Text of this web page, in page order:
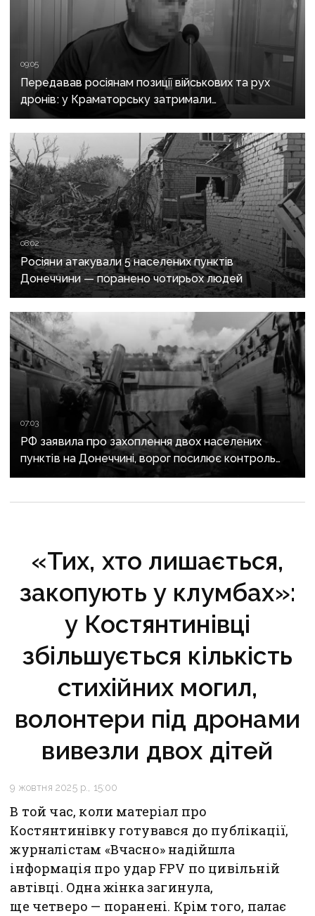
09:05
Передавав росіянам позиції військових та рух
дронів: у Краматорську затримали
адміністратора Telegram-каналу
08:02
Росіяни атакували 5 населених пунктів
Донеччини — поранено чотирьох людей
07:03
РФ заявила про захоплення двох населених
пунктів на Донеччині, ворог посилює контроль
над дорогами до Слов’янська
«Тих, хто лишається,
закопують у клумбах»:
у Костянтинівці
збільшується кількість
стихійних могил,
волонтери під дронами
вивезли двох дітей
9 жовтня 2025 р., 15:00
В той час, коли матеріал про
Костянтинівку готувався до публікації,
журналістам «Вчасно» надійшла
інформація про удар FPV по цивільній
автівці. Одна жінка загинула,
ще четверо — поранені. Крім того, палає